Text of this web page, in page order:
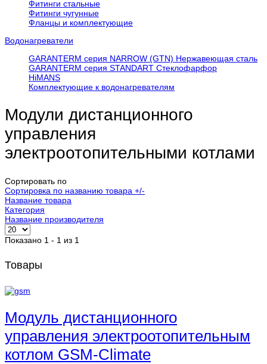
Фитинги стальные
Фитинги чугунные
Фланцы и комплектующие
Водонагреватели
GARANTERM серия NARROW (GTN) Нержавеющая сталь
GARANTERM серия STANDART Стеклофарфор
HiMANS
Комплектующие к водонагревателям
Модули дистанционного
управления
электроотопительными котлами
Сортировать по
Сортировка по названию товара +/-
Название товара
Категория
Название производителя
Показано 1 - 1 из 1
Товары
Модуль дистанционного
управления электроотопительным
котлом GSM-Climate